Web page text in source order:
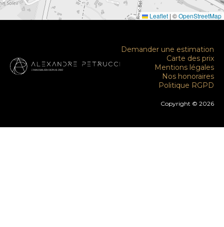
Leaflet | ©OpenStreetMap
Demander une estimation
Carte des prix
Mentions légales
Nos honoraires
Politique RGPD
Copyright © 2026